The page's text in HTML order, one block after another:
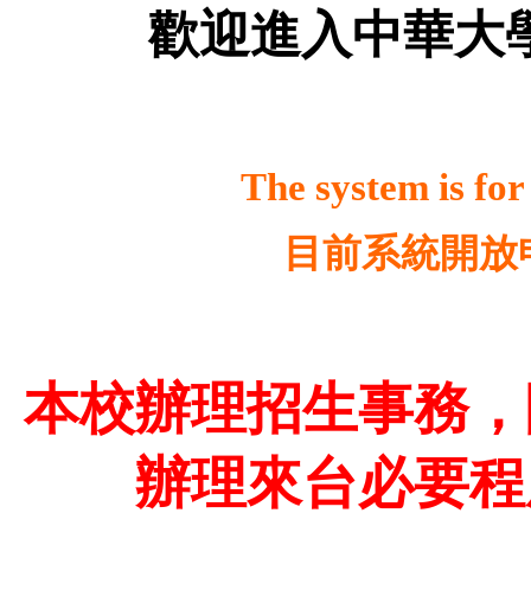
歡迎進入中華大
The system is
目前系統開
本校辦理招生事務
辦理來台必要